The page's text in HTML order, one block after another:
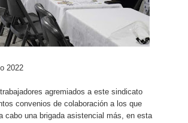
2022
agremiados a este sindicato
convenios de colaboración a los que
cabo una brigada asistencial más, en esta